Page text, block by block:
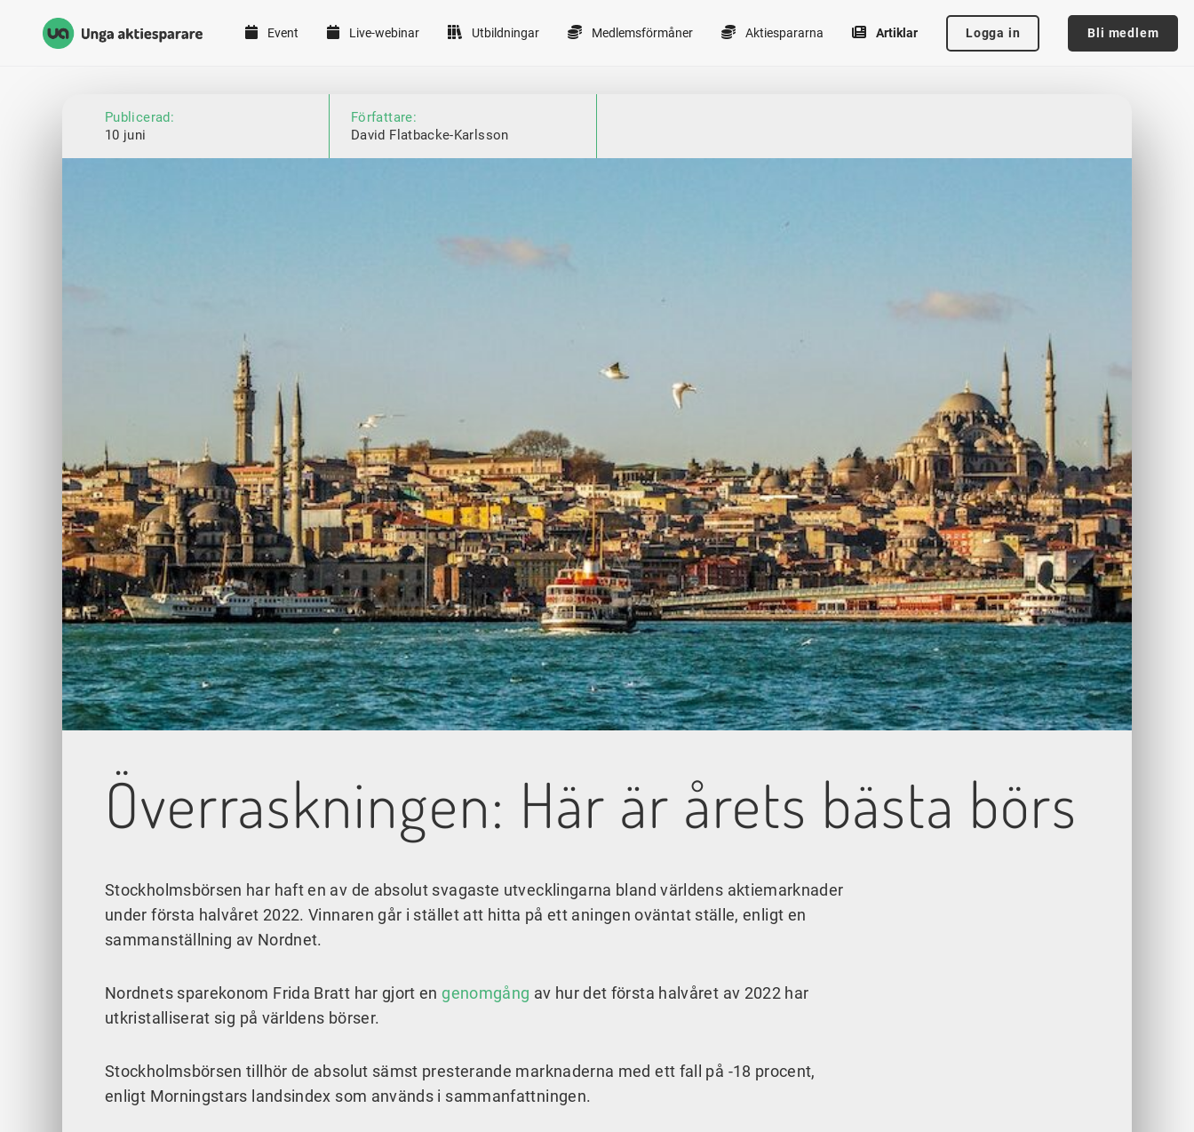
Unga Aktiesparare
Event Live-webinar Utbildningar Medlemsförmåner Aktiespararna Artiklar Logga in Bli medlem
Publicerad:
10 juni
Författare:
David Flatbacke-Karlsson
Överraskningen: Här är årets bästa börs
Stockholmsbörsen har haft en av de absolut svagaste utvecklingarna bland världens aktiemarknader
under första halvåret 2022. Vinnaren går i stället att hitta på ett aningen oväntat ställe, enligt en
sammanställning av Nordnet.
Nordnets sparekonom Frida Bratt har gjort en genomgång av hur det första halvåret av 2022 har
utkristalliserat sig på världens börser.
Stockholmsbörsen tillhör de absolut sämst presterande marknaderna med ett fall på -18 procent,
enligt Morningstars landsindex som används i sammanfattningen.